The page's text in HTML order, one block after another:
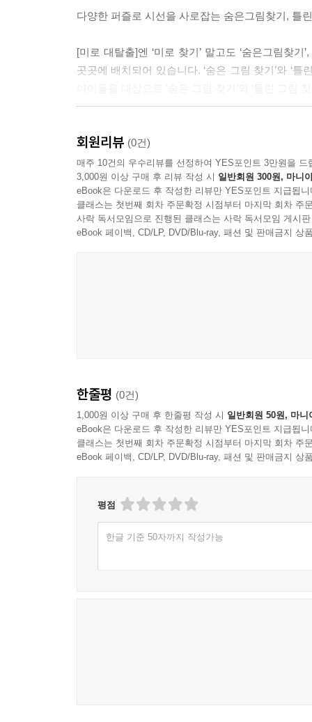
다양한 퍼즐로 시선을 사로잡는 숨은그림찾기, 틀
[미로 대탈출]엔 ‘미로 찾기’ 말고도 ‘숨은그림찾
곳곳에 배치되어 있습니다. ‘숨은 그림 찾기’와 ‘
배려한 후 중반부터는 난이도를 올려 보다 많
진행되는 최고난이도의 ‘멀고 먼 미로’는 아이들의
그리고 무엇보다 이 책의 가장 큰 장점은 ‘미로 찾
접근하고 즐길 수 있는 게임이라는 것입니다. 가
절로 배양될 것입니다.
한국의 문화유산과 유적지, 위인, 전래동화 등을
창덕궁, 석굴암, 불국사 등의 문화유적지에서 미
이순신 등의 활약상을 보며 숨은 그림을 찾을 수
3권 [미로 대탈출 3 세계 요괴 대백과 편] 은 납
각국의 요괴들을 다뤄 아이들이 더욱 흥미를 느끼
회원리뷰 (0건)
매주 10건의 우수리뷰를 선정하여 YES포인트 3만원을 드
3,000원 이상 구매 후 리뷰 작성 시 일반회원 300원, 마니
eBook은 다운로드 후 작성한 리뷰만 YES포인트 지급됩니
클래스는 첫번째 회차 주문확정 시점부터 마지막 회차 주
사락 독서모임으로 진행된 클래스는 사락 독서모임 게시
eBook 페이백, CD/LP, DVD/Blu-ray, 패션 및 판매금지 상
한줄평 (0건)
1,000원 이상 구매 후 한줄평 작성 시 일반회원 50원, 마니
eBook은 다운로드 후 작성한 리뷰만 YES포인트 지급됩니
클래스는 첫번째 회차 주문확정 시점부터 마지막 회차 주
eBook 페이백, CD/LP, DVD/Blu-ray, 패션 및 판매금지 상
평점
한글 기준 50자까지 작성가능